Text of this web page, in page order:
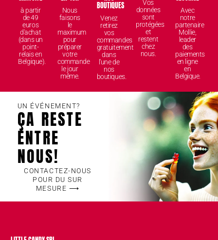
à partir
de 49
euros
d'achat
(dans un
point-
relais en
Belgique).
Nous
faisons
le
maximum
pour
préparer
votre
commande
le jour
même.
BOUTIQUES
Venez
retirez
vos
commandes
gratuitement
dans
l'une de
nos
boutiques.
Vos
données
sont
protégées
et
restent
chez
nous.
Avec
notre
partenaire
Mollie,
leader
des
paiements
en ligne
en
Belgique.
UN ÉVÉNEMENT?
ÇA RESTE
ENTRE
NOUS!
CONTACTEZ-NOUS
POUR DU SUR
MESURE ⟶